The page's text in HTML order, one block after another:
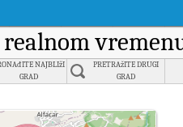
NAJBLIžI
GRAD
PRETRAžITE DRUGI
GRAD